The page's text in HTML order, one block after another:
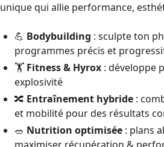
unique qui allie performance,
💪 Bodybuilding : sculpte ton
programmes précis et
🏋️ Fitness & Hyrox : développe
explosivité
🔀 Entraînement hybride :
et mobilité pour des résultats
🥗 Nutrition optimisée : plans